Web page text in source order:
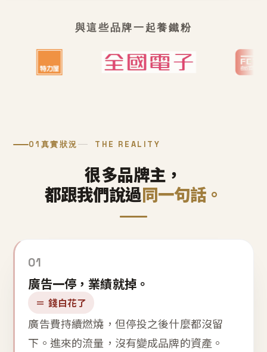
與這些品牌一起養鐵粉
01 真實狀況 THE REALITY
很多品牌主，
都跟我們說過同一句話。
01
廣告一停，業績就掉。
＝ 錢白花了
廣告費持續燃燒，但停投之後什麼都沒留
下。進來的流量，沒有變成品牌的資產。